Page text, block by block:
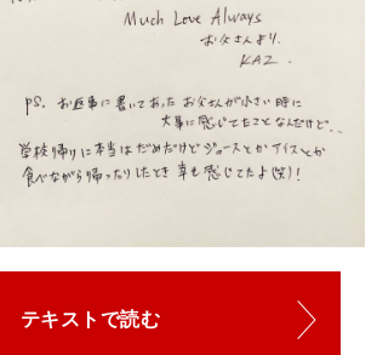
テキストで読む